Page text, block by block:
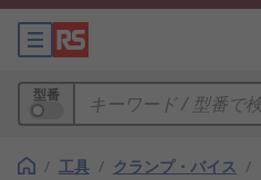
型番
/ 工具 / クランプ・バイス /